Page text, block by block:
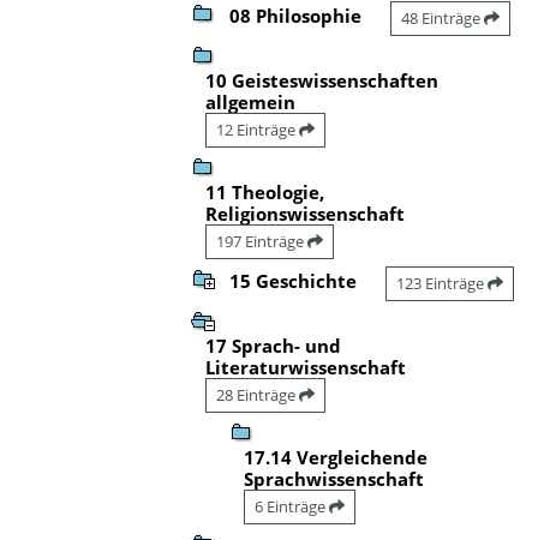
08 Philosophie 48 Einträge
10 Geisteswissenschaften
allgemein
12 Einträge
11 Theologie,
Religionswissenschaft
197 Einträge
15 Geschichte 123 Einträge
17 Sprach- und
Literaturwissenschaft
28 Einträge
17.14 Vergleichende
Sprachwissenschaft
6 Einträge